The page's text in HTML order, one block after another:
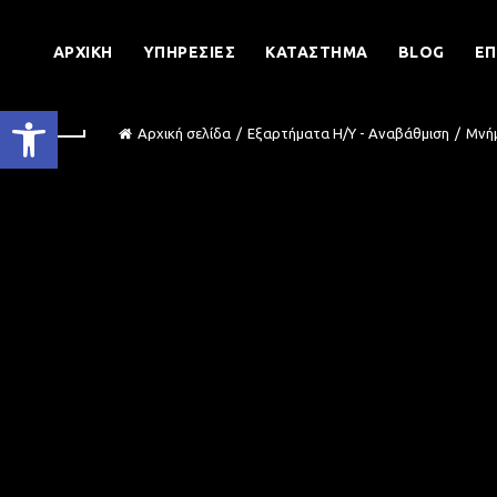
Ανοίξτε τη γραμμή εργαλείων
ΑΡΧΙΚΉ ΥΠΗΡΕΣΊΕΣ ΚΑΤΆΣΤΗΜΑ BLOG
Αρχική σελίδα Εξαρτήματα Η/Υ - Αναβάθμιση